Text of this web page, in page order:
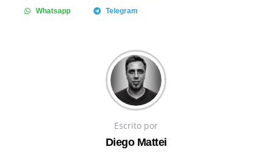
Whatsapp Telegram
Escrito por
Diego Mattei